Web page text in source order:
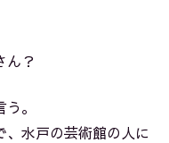
ん？
。
水戸の芸術館の人に